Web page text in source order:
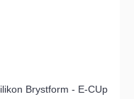
Brystform - E-CUp